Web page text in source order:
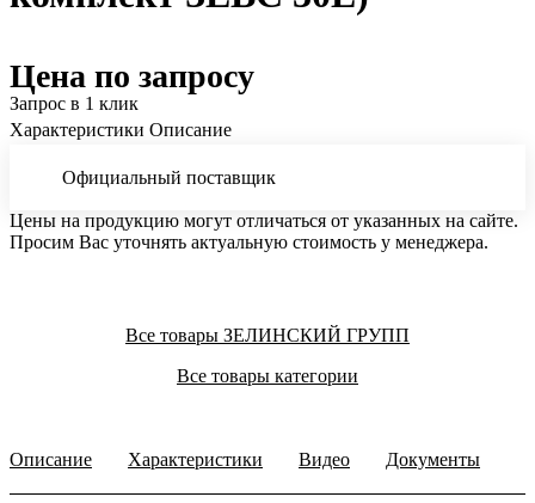
Цена по запросу
Запрос в 1 клик
Характеристики Описание
Официальный поставщик
Цены на продукцию могут отличаться от указанных на сайте.
Просим Вас уточнять актуальную стоимость у менеджера.
Все товары ЗЕЛИНСКИЙ ГРУПП
Все товары категории
Описание Характеристики Видео Документы